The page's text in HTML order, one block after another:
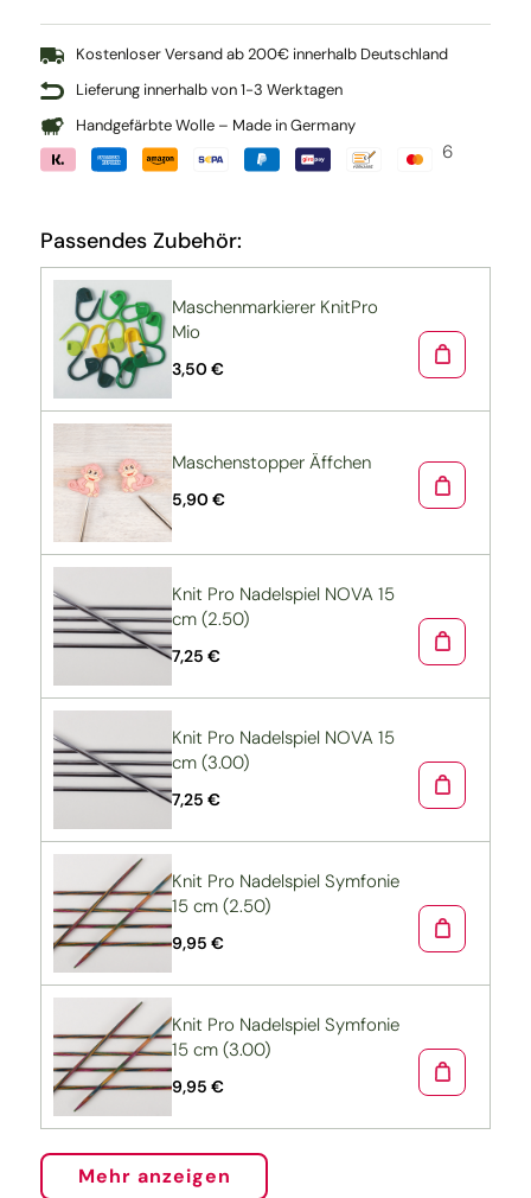
(regular)
(regular)
Kostenloser Versand ab 200€ innerhalb Deutschland
Lieferung innerhalb von 1-3 Werktagen
Handgefärbte Wolle – Made in Germany
6
Passendes Zubehör:
Maschenmarkierer KnitPro
Mio
3,50 €
Maschenstopper Äffchen
5,90 €
Knit Pro Nadelspiel NOVA 15
cm (2.50)
7,25 €
Knit Pro Nadelspiel NOVA 15
cm (3.00)
7,25 €
Knit Pro Nadelspiel Symfonie
15 cm (2.50)
9,95 €
Knit Pro Nadelspiel Symfonie
15 cm (3.00)
9,95 €
Mehr anzeigen